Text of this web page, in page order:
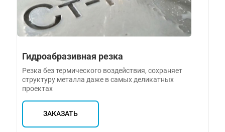
Гидроабразивная резка
Резка без термического воздействия, сохраняет
структуру металла даже в самых деликатных
проектах
ЗАКАЗАТЬ